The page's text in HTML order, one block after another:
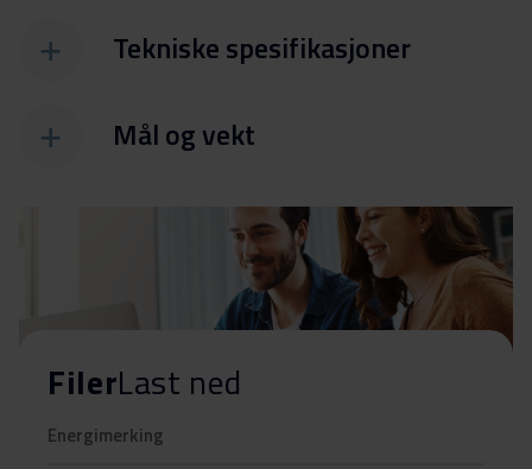
Tekniske spesifikasjoner
Mål og vekt
FilerLast ned
Energimerking